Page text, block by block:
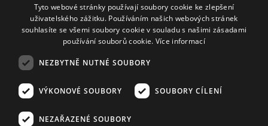
Kříženeckého nám. 322
152 00 Praha 5
IČ 416 93 311
© 2008–2026 EMPRESA MEDIA, a.s. Všechna práva vyhrazena.
Zásady ochrany osobních a dalších zpracovávaných údajů
Tyto webové stránky používají soubory cookie ke zlepšení
uživatelského zážitku. Používáním našich webových stránek
souhlasíte se všemi soubory cookie v souladu s našimi zásadami
používání souborů cookie. Více informací
NEZBYTNĚ NUTNÉ SOUBORY
VÝKONOVÉ SOUBORY SOUBORY CÍLENÍ
NEZAŘAZENÉ SOUBORY